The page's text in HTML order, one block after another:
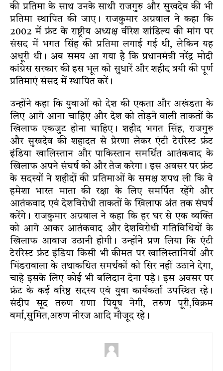
की प्रतिमा के साथ उनके साथी राजगुरु और सुखदेव की भी
प्रतिमा स्थापित की जाए। राजकुमार अग्रवाल ने कहा कि
2002 में फ्रंट के राष्ट्रीय अध्यक्ष वीरेश शांडिल्य की मांग पर
संसद में भगत सिंह की प्रतिमा लगाई गई थी, लेकिन यह
अधूरी थी। अब समय आ गया है कि प्रधानमंत्री नरेंद्र मोदी
कांग्रेस सरकार की इस भूल को सुधारें और शहीद त्रयी की पूर्ण
प्रतिमाएं संसद में स्थापित करें।
उन्होंने कहा कि युवाओं को देश की एकता और अखंडता के
लिए आगे आना चाहिए और देश को तोड़ने वाली ताकतों के
खिलाफ एकजुट होना चाहिए। शहीद भगत सिंह, राजगुरु
और सुखदेव की शहादत से प्रेरणा लेकर एंटी टेररिस्ट फ्रंट
इंडिया खालिस्तान और पाकिस्तान समर्थित आतंकवाद के
खिलाफ अपने संघर्ष को और तेज करेगा। इस अवसर पर फ्रंट
के सदस्यों ने शहीदों की प्रतिमाओं के समक्ष शपथ ली कि वे
हमेशा भारत माता की रक्षा के लिए समर्पित रहेंगे और
आतंकवाद एवं देशविरोधी ताकतों के खिलाफ अंत तक संघर्ष
करेंगे। राजकुमार अग्रवाल ने कहा कि हर घर से एक व्यक्ति
को आगे आकर आतंकवाद और देशविरोधी गतिविधियों के
खिलाफ आवाज उठानी होगी। उन्होंने प्रण लिया कि एंटी
टेररिस्ट फ्रंट इंडिया किसी भी कीमत पर खालिस्तानियों और
भिंडरावाला के तथाकथित समर्थकों को सिर नहीं उठाने देगा,
चाहे इसके लिए कोई भी बलिदान देना पड़े। इस अवसर पर
फ्रंट के कई वरिष्ठ सदस्य एवं युवा कार्यकर्ता उपस्थित रहे।
संदीप सूद तरुण राणा पियूष नेगी, तरुण पूरी,विक्रम
वर्मा,सुमित,अरुण नीरज आदि मौजूद रहे।